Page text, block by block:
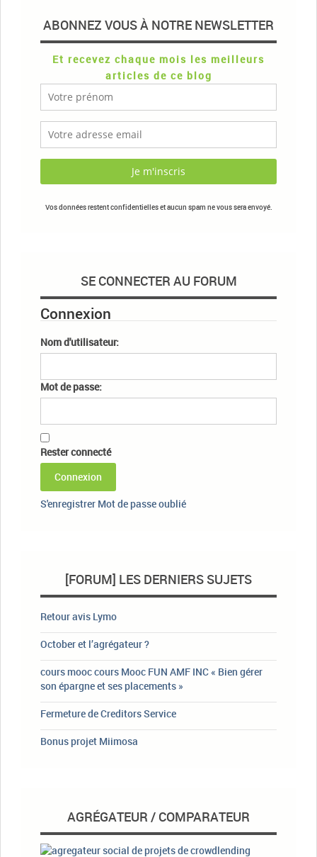
ABONNEZ VOUS À NOTRE NEWSLETTER
Et recevez chaque mois les meilleurs
articles de ce blog
Vos données restent confidentielles et aucun spam ne vous sera envoyé.
SE CONNECTER AU FORUM
Connexion
Nom d'utilisateur:
Mot de passe:
Rester connecté
Connexion
S'enregistrer Mot de passe oublié
[FORUM] LES DERNIERS SUJETS
Retour avis Lymo
October et l’agrégateur ?
cours mooc cours Mooc FUN AMF INC « Bien gérer
son épargne et ses placements »
Fermeture de Creditors Service
Bonus projet Miimosa
AGRÉGATEUR / COMPARATEUR